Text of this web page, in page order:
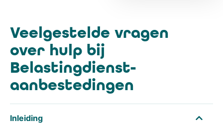
Veelgestelde vragen
over hulp bij
Belastingdienst-
aanbestedingen
Inleiding